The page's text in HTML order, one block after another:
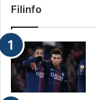
Filinfo